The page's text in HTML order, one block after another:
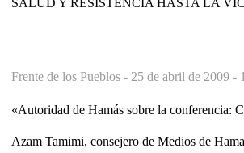
Frente de los Pueblos - 25 de abril de 2009 -
«Autoridad de Hamás sobre la conferencia:
Azam Tamimi, consejero de Medios de